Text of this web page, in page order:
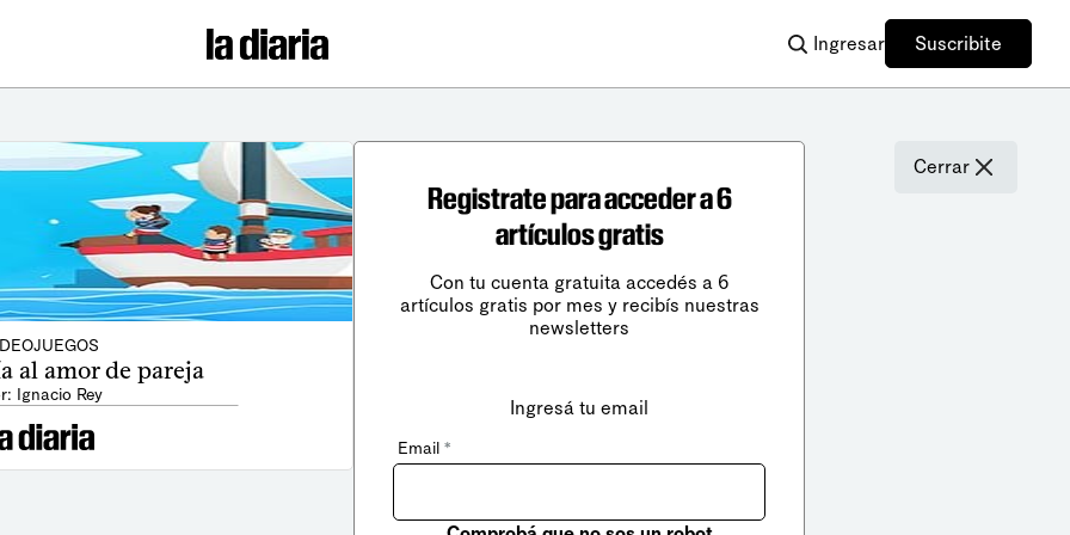
Ingresar Suscribite
al amor de pareja
Ignacio Rey
Cerrar
Registrate para acceder a 6
artículos gratis
Con tu cuenta gratuita accedés a 6
artículos gratis por mes y recibís nuestras
newsletters
Ingresá tu email
Email *